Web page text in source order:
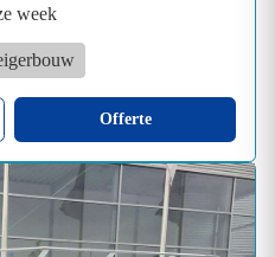
week
Offerte